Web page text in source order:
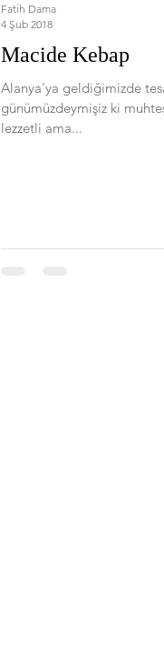
Macide Kebap
Alanya'ya geldiğimizde
günümüzdeymişiz ki
lezzetli ama...
Fatih Dama
4 Şub 2018